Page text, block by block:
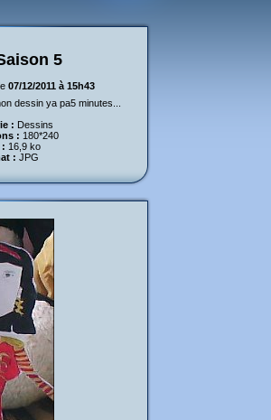
5
07/12/2011 à 15h43
dessin ya pa5 minutes...
: Dessins
: 180*240
: 16,9 ko
: JPG